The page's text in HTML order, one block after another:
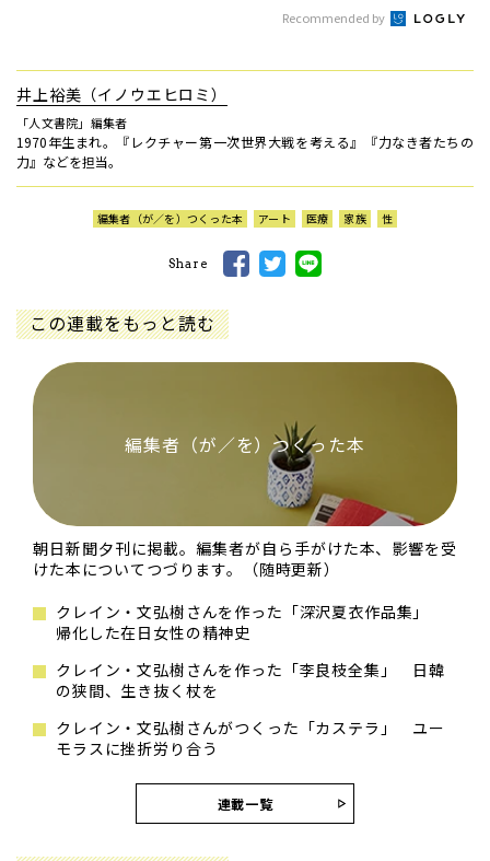
Recommended by
井上裕美（イノウエヒロミ）
「人文書院」編集者
1970年生まれ。『レクチャー第一次世界大戦を考える』『力なき者たちの
力』などを担当。
編集者（が／を）つくった本 アート 医療 家族 性
Share
この連載をもっと読む
編集者（が／を）つくった本
朝日新聞夕刊に掲載。編集者が自ら手がけた本、影響を受
けた本についてつづります。（随時更新）
クレイン・文弘樹さんを作った「深沢夏衣作品集」
帰化した在日女性の精神史
クレイン・文弘樹さんを作った「李良枝全集」 日韓
の狭間、生き抜く杖を
クレイン・文弘樹さんがつくった「カステラ」 ユー
モラスに挫折労り合う
連載一覧